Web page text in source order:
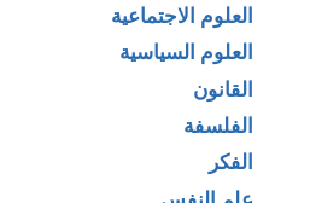
العلوم الاجتماعية
العلوم السياسية
القانون
الفلسفة
الفكر